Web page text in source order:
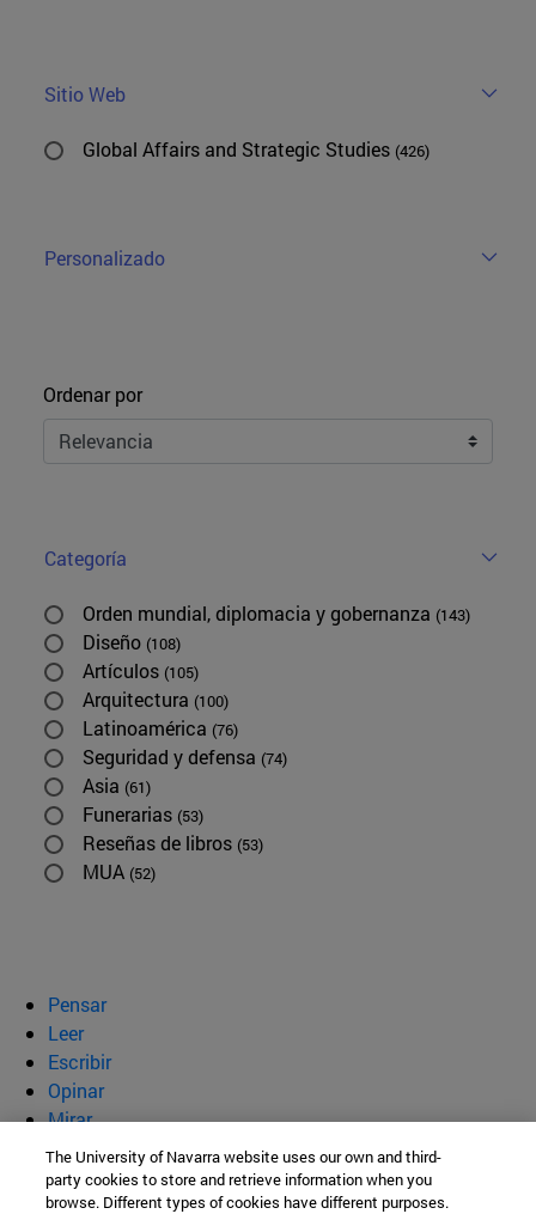
Sitio Web
Global Affairs and Strategic Studies (426)
Personalizado
Ordenar
Ordenar por
Categoría
Orden mundial, diplomacia y gobernanza (143)
Diseño (108)
Artículos (105)
Arquitectura (100)
Latinoamérica (76)
Seguridad y defensa (74)
Asia (61)
Funerarias (53)
Reseñas de libros (53)
MUA (52)
Pensar
Leer
Escribir
Opinar
Mirar
Quiénes somos
BeBrave
The University of Navarra website uses our own and third-
party cookies to store and retrieve information when you
browse. Different types of cookies have different purposes.